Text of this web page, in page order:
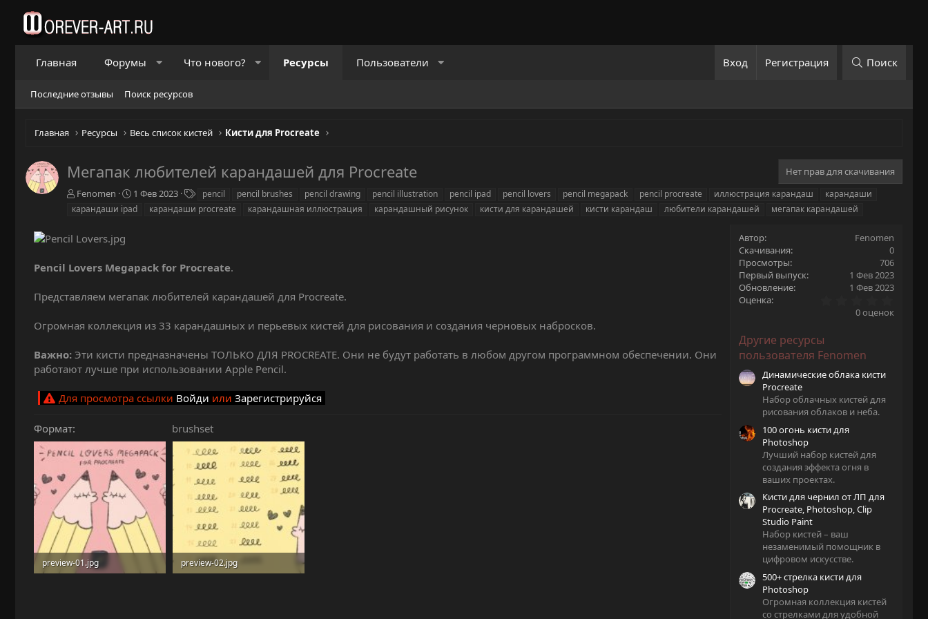
Главная Форумы Что нового? Ресурсы Пользователи Вход Регистрация Поиск
Последние отзывы Поиск ресурсов
Главная Ресурсы Весь список кистей Кисти для Procreate
Мегапак любителей карандашей для Procreate
Нет прав для скачивания
А
в
р
Fenomen
Д
а
з
а
я
1 Фев 2023
е
г
pencil pencil brushes pencil drawing pencil illustration pencil ipad pencil lovers pencil megapack pencil procreate иллюстрация карандаш
карандаши
карандаши ipad
карандаши procreate карандашная иллюстрация карандашный рисунок кисти для карандашей кисти карандаш любители карандашей мегапак карандашей
Pencil Lovers Megapack for Procreate.
Представляем мегапак любителей карандашей для Procreate.
Огромная коллекция из 33 карандашных и перьевых кистей для рисования и создания черновых набросков.
Важно: Эти кисти предназначены ТОЛЬКО ДЛЯ PROCREATE. Они не будут работать в любом другом программном обеспечении. Они
работают лучше при использовании Apple Pencil.
Для просмотра ссылки Войди или Зарегистрируйся
Формат brushset
preview-01.jpg
preview-02.jpg
Автор
Fenomen
Скачивания
0
Просмотры
706
Первый выпуск
1 Фев 2023
Обновление
1 Фев 2023
Оценка
0
0 оценок
Другие ресурсы
пользователя Fenomen
Динамические облака кисти
Procreate
Набор облачных кистей для
рисования облаков и неба.
100 огонь кисти для
Photoshop
Лучший набор кистей для
создания эффекта огня в
ваших проектах.
Кисти для чернил от ЛП для
Procreate, Photoshop, Clip
Studio Paint
Набор кистей – ваш
незаменимый помощник в
цифровом искусстве.
500+ стрелка кисти для
Photoshop
Огромная коллекция кистей
со стрелками для удобной